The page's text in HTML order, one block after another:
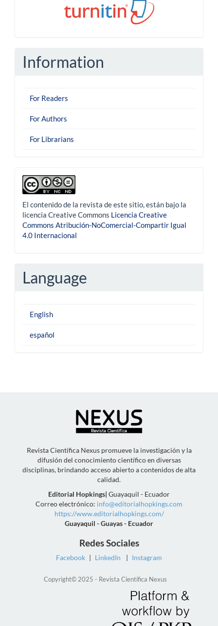
Information
For Readers
For Authors
For Librarians
derechoautor
El contenido de la revista de este sitio, están bajo la
licencia Creative Commons Licencia Creative
Commons Atribución-NoComercial-Compartir Igual
4.0 Internacional
Language
English
español
Revista Científica Nexus promueve la investigación y la
difusión del conocimiento científico en diversas
disciplinas, brindando acceso abierto a contenidos de alta
calidad.
Editorial Hopkings| Guayaquil - Ecuador
Correo electrónico: info@editorialhopkings.com
https://www.editorialhopkings.com/
Guayaquil - Guayas - Ecuador
Redes Sociales
Facebook | LinkedIn | Instagram
Copyright© 2025 - Revista Científica Nexus